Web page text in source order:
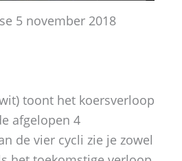
5 november 2018
toont het koersverloop
afgelopen 4
de vier cycli zie je zowel